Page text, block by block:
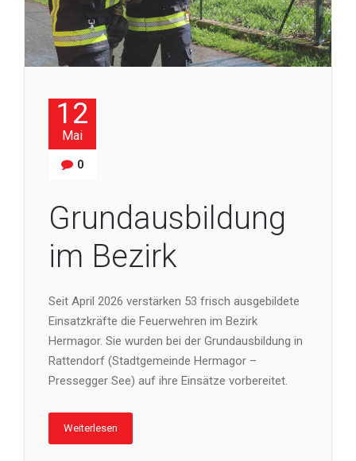
12
Mai
0
Grundausbildung
im Bezirk
Seit April 2026 verstärken 53 frisch ausgebildete
Einsatzkräfte die Feuerwehren im Bezirk
Hermagor. Sie wurden bei der Grundausbildung in
Rattendorf (Stadtgemeinde Hermagor –
Pressegger See) auf ihre Einsätze vorbereitet.
Weiterlesen